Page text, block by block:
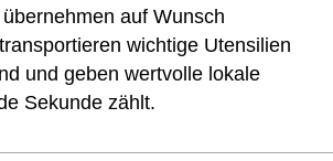
auf Wunsch
wichtige Utensilien
und geben wertvolle lokale
Sekunde zählt.